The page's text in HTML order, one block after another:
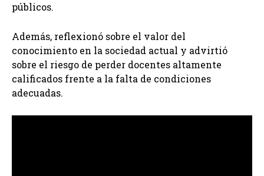
públicos.
Además, reflexionó sobre el valor del
conocimiento en la sociedad actual y advirtió
sobre el riesgo de perder docentes altamente
calificados frente a la falta de condiciones
adecuadas.